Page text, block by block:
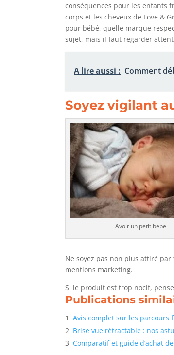
conséquences pour les enfants
corps et les cheveux de Love &
pour bébé, quelle marque
sujet, mais il faut regarder
A lire aussi : Comment
Soyez vigilant
Avoir un petit bebe
Ne soyez pas non plus attiré
mentions marketing.
Si le produit est trop nocif,
Publications
Avis complet sur les
Brise vue rétractable : nos
Comparatif et guide d’achat